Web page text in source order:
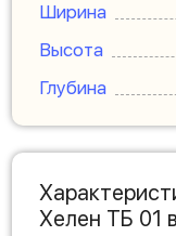
Ширина
Высота
Глубина
Хелен ТБ 01